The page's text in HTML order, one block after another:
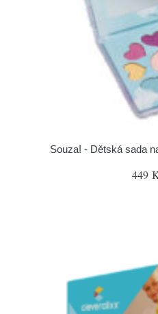
Souza! - Dětská sada
449